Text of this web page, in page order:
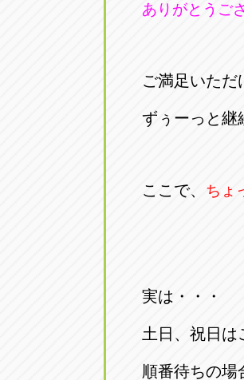
愛知県常滑市長間
アップル小牧店
愛知県尾張旭市印
アップル岩倉店
愛知県岩倉市大地
ありがとうご
ご満足いただ
ずぅーっと継
ここで、 ちょ
実は・・・
土日、祝日は
順番待ちの場